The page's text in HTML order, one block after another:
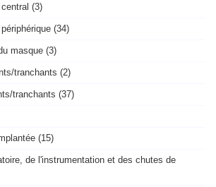
(3)
(34)
masque (3)
tranchants (2)
tranchants (37)
(15)
de l'instrumentation et des chutes de